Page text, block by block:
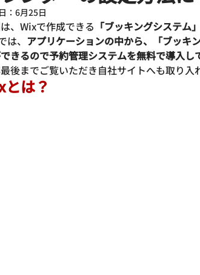
：6月25日
、Wixで作成できる 「ブッキングシステム」
は、 アプリケーションの中から、「ブッキ
きるので予約管理システムを無料で導入し
後までご覧いただき自社サイトへも取り入
とは？